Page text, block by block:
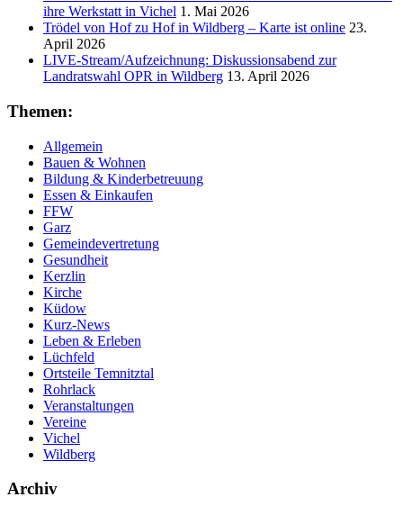
ihre Werkstatt in Vichel 1. Mai 2026
Trödel von Hof zu Hof in Wildberg – Karte ist online 23.
April 2026
LIVE-Stream/Aufzeichnung: Diskussionsabend zur
Landratswahl OPR in Wildberg 13. April 2026
Themen:
Allgemein
Bauen & Wohnen
Bildung & Kinderbetreuung
Essen & Einkaufen
FFW
Garz
Gemeindevertretung
Gesundheit
Kerzlin
Kirche
Küdow
Kurz-News
Leben & Erleben
Lüchfeld
Ortsteile Temnitztal
Rohrlack
Veranstaltungen
Vereine
Vichel
Wildberg
Archiv